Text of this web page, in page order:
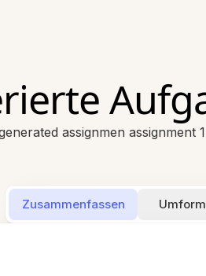
assignmen
Zusammenfassen